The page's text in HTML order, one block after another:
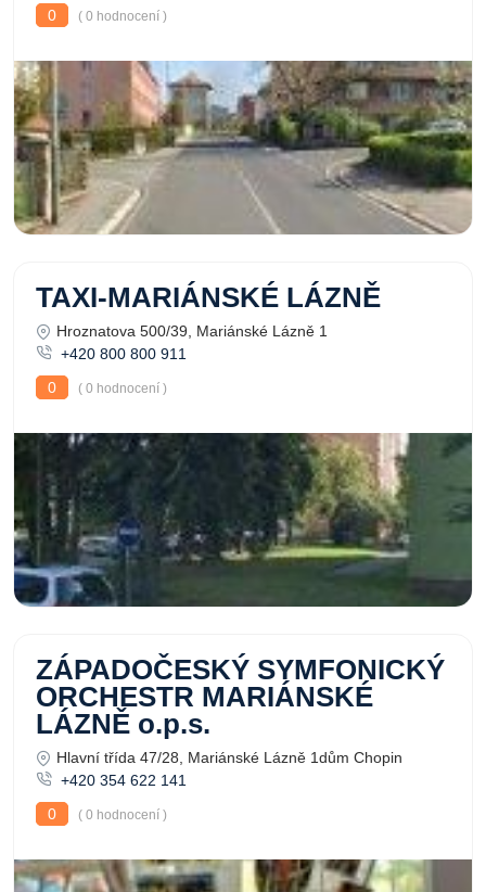
0
( 0 hodnocení )
TAXI-MARIÁNSKÉ LÁZNĚ
Hroznatova 500/39, Mariánské Lázně 1
+420 800 800 911
0
( 0 hodnocení )
ZÁPADOČESKÝ SYMFONICKÝ
ORCHESTR MARIÁNSKÉ
LÁZNĚ o.p.s.
Hlavní třída 47/28, Mariánské Lázně 1dům Chopin
+420 354 622 141
0
( 0 hodnocení )